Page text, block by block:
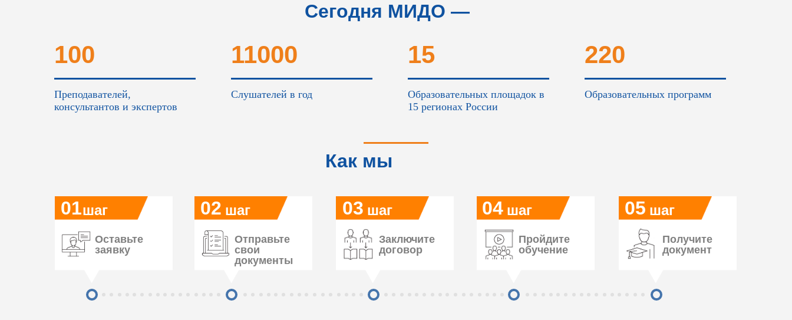
Сегодня МИДО —
100
Преподавателей,
консультантов и экспертов
11000
Слушателей в год
15
Образовательных площадок в
15 регионах России
220
Образовательных программ
Как мы
05
04
03
02
01
Оставьте
заявку
шаг шаг шаг шаг шаг
Отправьте
свои
документы
Заключите
договор
Пройдите
обучение
Получите
документ